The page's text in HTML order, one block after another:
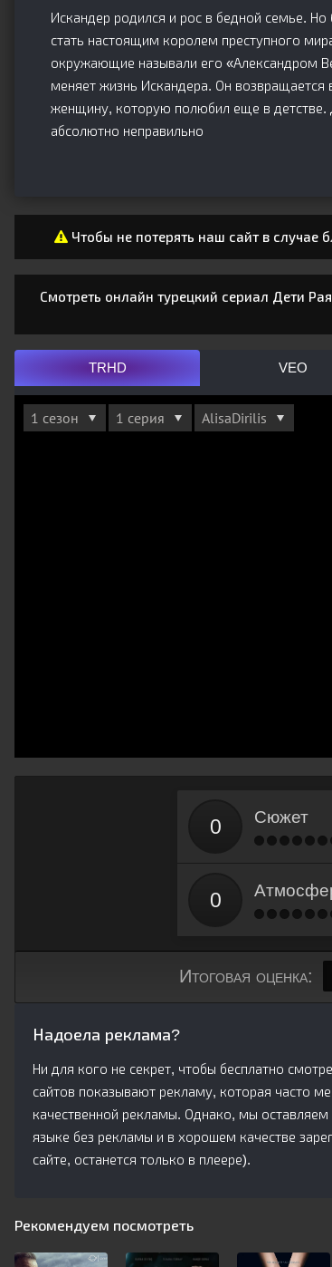
Искандер родился и рос в бедной семье.
стать настоящим королем преступного
окружающие называли его «Александром
меняет жизнь Искандера. Он
женщину, которую полюбил еще в детстве.
абсолютно неправильно
Чтобы не потерять наш сайт в случае
Смотреть онлайн турецкий сериал Дети
TRHD VEO
Сюжет
Итоговая оценка:
Надоела реклама?
Ни для кого не секрет, чтобы бесплатно
сайтов показывают рекламу, которая часто
качественной рекламы. Однако, мы
языке без рекламы и в хорошем качестве
сайте, останется только в плеере).
Рекомендуем посмотреть